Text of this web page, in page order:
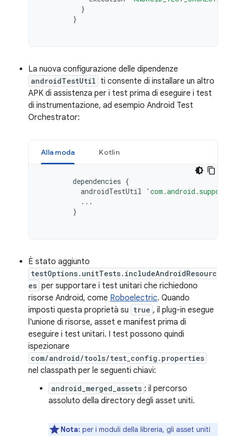
}
}
La nuova configurazione delle dipendenze
androidTestUtil ti consente di installare un altro
APK di assistenza per i test prima di eseguire i test
di instrumentazione, ad esempio Android Test
Orchestrator:
Alla moda Kotlin
dependencies {
androidTestUtil
...
}
È stato aggiunto
testOptions.unitTests.includeAndroidResourc
es per supportare i test unitari che richiedono
risorse Android, come Roboelectric. Quando
imposti questa proprietà su true , il plug-in esegue
l'unione di risorse, asset e manifest prima di
eseguire i test unitari. I test possono quindi
ispezionare
com/android/tools/test_config.properties
nel classpath per le seguenti chiavi:
android_merged_assets : il percorso
assoluto della directory degli asset uniti.
Nota: per i moduli della libreria, gli asset uniti